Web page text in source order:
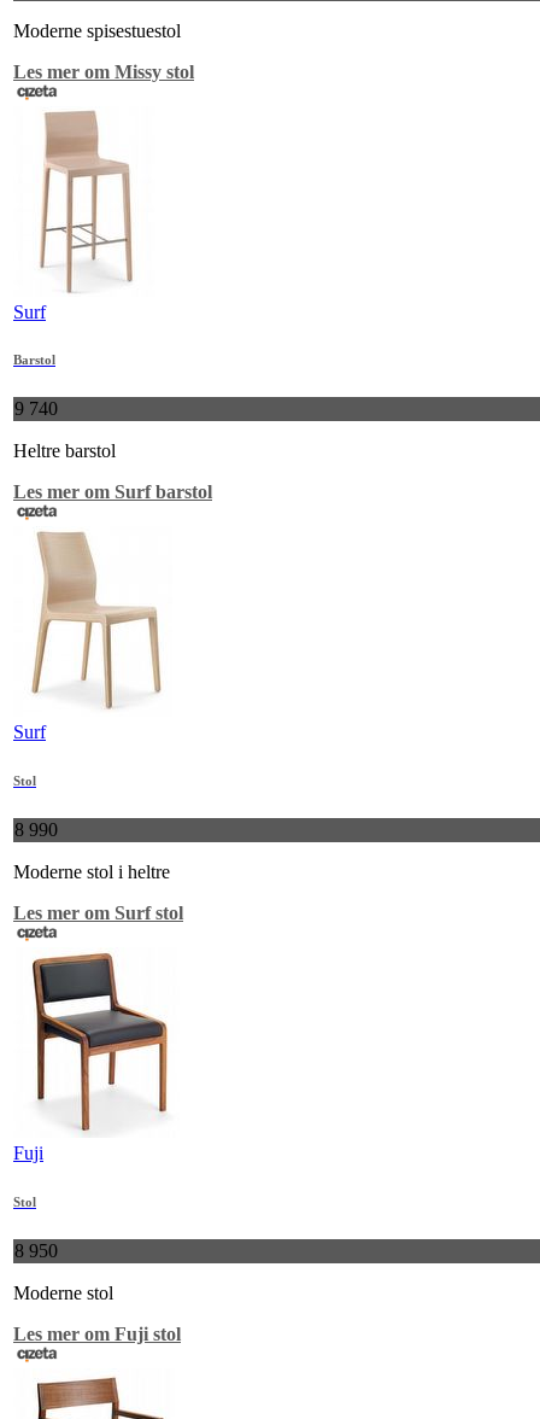
Moderne spisestuestol
Les mer om Missy stol
Surf
Barstol
9 740
Heltre barstol
Les mer om Surf barstol
Surf
Stol
8 990
Moderne stol i heltre
Les mer om Surf stol
Fuji
Stol
8 950
Moderne stol
Les mer om Fuji stol